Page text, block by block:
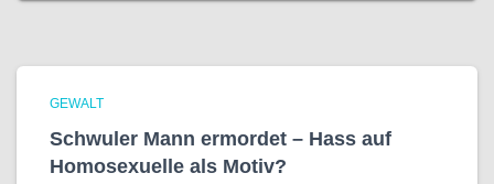
GEWALT
Schwuler Mann ermordet – Hass auf
Homo­sexuelle als Motiv?